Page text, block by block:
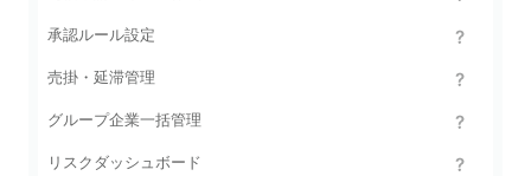
承認ルール設定
売掛・延滞管理
グループ企業一括管理
リスクダッシュボード